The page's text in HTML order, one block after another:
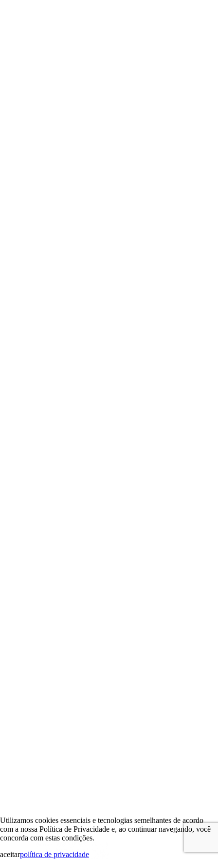
Utilizamos cookies essenciais e tecnologias semelhantes de acordo
com a nossa Política de Privacidade e, ao continuar navegando, você
concorda com estas condições.
aceitarpolítica de privacidade